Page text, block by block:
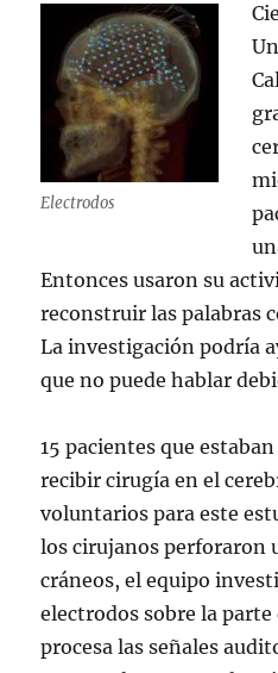
Electrodos
Entonces usaron su
reconstruir las palabras
La investigación podría
que no puede hablar
15 pacientes que
recibir cirugía en el
voluntarios para este
los cirujanos perforaron
cráneos, el equipo
electrodos sobre la parte
procesa las señales